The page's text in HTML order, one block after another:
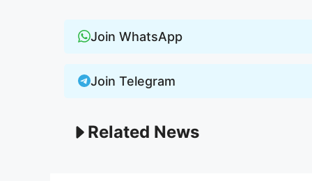
Join WhatsApp
Join Telegram
Related News